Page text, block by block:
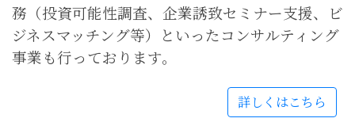
務（投資可能性調査、企業誘致セミナー支援、ビ
ジネスマッチング等）といったコンサルティング
事業も行っております。
詳しくはこちら